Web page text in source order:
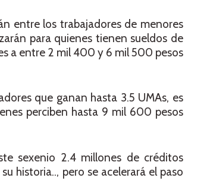
entre los trabajadores de menores
para quienes tienen sueldos de
a entre 2 mil 400 y 6 mil 500 pesos
que ganan hasta 3.5 UMAs, es
perciben hasta 9 mil 600 pesos
sexenio 2.4 millones de créditos
historia.., pero se acelerará el paso